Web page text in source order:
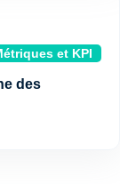
et KPI
des